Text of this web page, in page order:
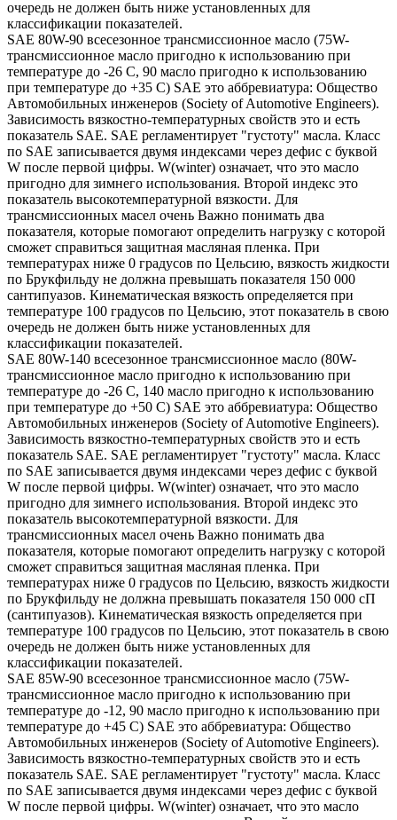
очередь не должен быть ниже установленных для
классификации показателей.
SAE 80W-90 всесезонное трансмиссионное масло (75W-
трансмиссионное масло пригодно к использованию при
температуре до -26 С, 90 масло пригодно к использованию
при температуре до +35 С) SAE это аббревиатура: Общество
Автомобильных инженеров (Society of Automotive Engineers).
Зависимость вязкостно-температурных свойств это и есть
показатель SAE. SAE регламентирует "густоту" масла. Класс
по SAE записывается двумя индексами через дефис с буквой
W после первой цифры. W(winter) означает, что это масло
пригодно для зимнего использования. Второй индекс это
показатель высокотемпературной вязкости. Для
трансмиссионных масел очень Важно понимать два
показателя, которые помогают определить нагрузку с которой
сможет справиться защитная масляная пленка. При
температурах ниже 0 градусов по Цельсию, вязкость жидкости
по Брукфильду не должна превышать показателя 150 000
сантипуазов. Кинематическая вязкость определяется при
температуре 100 градусов по Цельсию, этот показатель в свою
очередь не должен быть ниже установленных для
классификации показателей.
SAE 80W-140 всесезонное трансмиссионное масло (80W-
трансмиссионное масло пригодно к использованию при
температуре до -26 С, 140 масло пригодно к использованию
при температуре до +50 С) SAE это аббревиатура: Общество
Автомобильных инженеров (Society of Automotive Engineers).
Зависимость вязкостно-температурных свойств это и есть
показатель SAE. SAE регламентирует "густоту" масла. Класс
по SAE записывается двумя индексами через дефис с буквой
W после первой цифры. W(winter) означает, что это масло
пригодно для зимнего использования. Второй индекс это
показатель высокотемпературной вязкости. Для
трансмиссионных масел очень Важно понимать два
показателя, которые помогают определить нагрузку с которой
сможет справиться защитная масляная пленка. При
температурах ниже 0 градусов по Цельсию, вязкость жидкости
по Брукфильду не должна превышать показателя 150 000 сП
(сантипуазов). Кинематическая вязкость определяется при
температуре 100 градусов по Цельсию, этот показатель в свою
очередь не должен быть ниже установленных для
классификации показателей.
SAE 85W-90 всесезонное трансмиссионное масло (75W-
трансмиссионное масло пригодно к использованию при
температуре до -12, 90 масло пригодно к использованию при
температуре до +45 С) SAE это аббревиатура: Общество
Автомобильных инженеров (Society of Automotive Engineers).
Зависимость вязкостно-температурных свойств это и есть
показатель SAE. SAE регламентирует "густоту" масла. Класс
по SAE записывается двумя индексами через дефис с буквой
W после первой цифры. W(winter) означает, что это масло